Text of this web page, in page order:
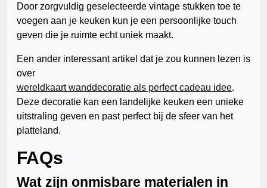
Door zorgvuldig geselecteerde vintage stukken toe te
voegen aan je keuken kun je een persoonlijke touch
geven die je ruimte echt uniek maakt.
Een ander interessant artikel dat je zou kunnen lezen is
over
wereldkaart wanddecoratie als perfect cadeau idee.
Deze decoratie kan een landelijke keuken een unieke
uitstraling geven en past perfect bij de sfeer van het
platteland.
FAQs
Wat zijn onmisbare materialen in